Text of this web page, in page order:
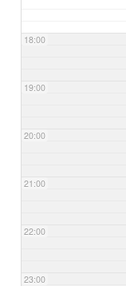
18:00
19:00
20:00
21:00
22:00
23:00